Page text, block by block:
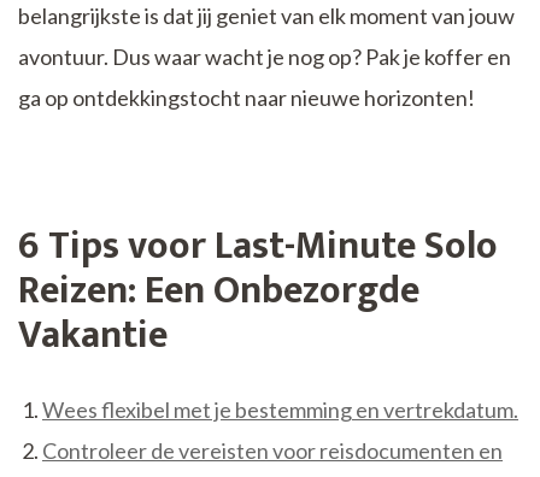
belangrijkste is dat jij geniet van elk moment van jouw
avontuur. Dus waar wacht je nog op? Pak je koffer en
ga op ontdekkingstocht naar nieuwe horizonten!
6 Tips voor Last-Minute Solo
Reizen: Een Onbezorgde
Vakantie
Wees flexibel met je bestemming en vertrekdatum.
Controleer de vereisten voor reisdocumenten en